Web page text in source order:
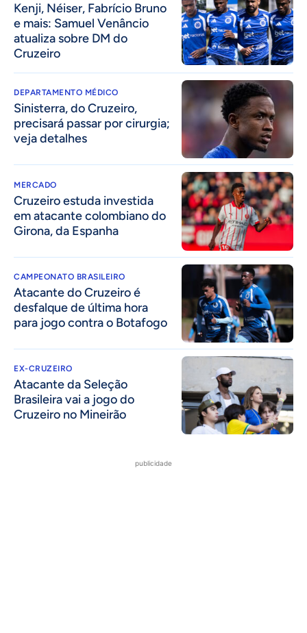
Kenji, Néiser, Fabrício Bruno
e mais: Samuel Venâncio
atualiza sobre DM do
Cruzeiro
DEPARTAMENTO MÉDICO
Sinisterra, do Cruzeiro,
precisará passar por cirurgia;
veja detalhes
MERCADO
Cruzeiro estuda investida
em atacante colombiano do
Girona, da Espanha
CAMPEONATO BRASILEIRO
Atacante do Cruzeiro é
desfalque de última hora
para jogo contra o Botafogo
EX-CRUZEIRO
Atacante da Seleção
Brasileira vai a jogo do
Cruzeiro no Mineirão
publicidade